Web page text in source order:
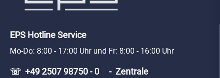
EPS Hotline Service
Mo-Do: 8:00 - 17:00 Uhr und Fr: 8:00 - 16:00 Uhr
☏ +49 2507 98750 - 0 - Zentrale